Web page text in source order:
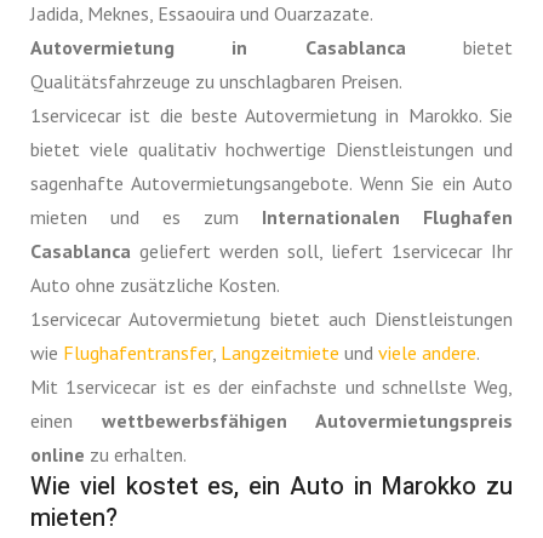
Jadida, Meknes, Essaouira und Ouarzazate.
Autovermietung in Casablanca bietet
Qualitätsfahrzeuge zu unschlagbaren Preisen.
1servicecar ist die beste Autovermietung in Marokko. Sie
bietet viele qualitativ hochwertige Dienstleistungen und
sagenhafte Autovermietungsangebote. Wenn Sie ein Auto
mieten und es zum Internationalen Flughafen
Casablanca geliefert werden soll, liefert 1servicecar Ihr
Auto ohne zusätzliche Kosten.
1servicecar Autovermietung bietet auch Dienstleistungen
wie Flughafentransfer, Langzeitmiete und viele andere.
Mit 1servicecar ist es der einfachste und schnellste Weg,
einen wettbewerbsfähigen Autovermietungspreis
online zu erhalten.
Wie viel kostet es, ein Auto in Marokko zu
mieten?